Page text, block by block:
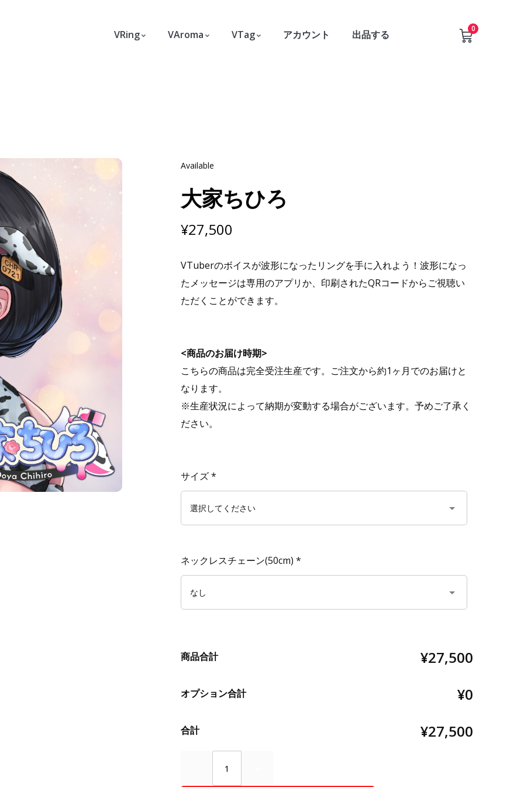
VRing VAroma VTag アカウント 出品する 0
Available
大家ちひろ
¥27,500
VTuberのボイスが波形になったリングを手に入れよう！波形になっ
たメッセージは専用のアプリか、印刷されたQRコードからご視聴い
ただくことができます。
<商品のお届け時期>
こちらの商品は完全受注生産です。ご注文から約1ヶ月でのお届けと
なります。
※生産状況によって納期が変動する場合がございます。予めご了承く
ださい。
サイズ*
ネックレスチェーン(50cm) *
商品合計 ¥27,500
オプション合計 ¥0
合計 ¥27,500